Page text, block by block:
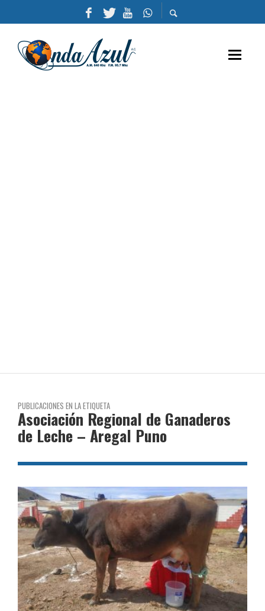
PUBLICACIONES EN LA ETIQUETA
Asociación Regional de Ganaderos
de Leche – Aregal Puno